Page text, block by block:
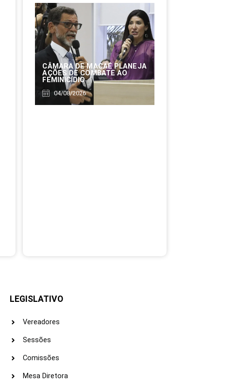
CÂMARA DE MACAÉ PLANEJA
AÇÕES DE COMBATE AO
FEMINICÍDIO
04/08/2026
LEGISLATIVO
Vereadores
Sessões
Comissões
Mesa Diretora